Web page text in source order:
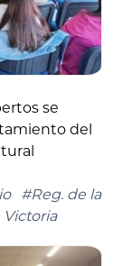
se
del
#Reg. de la
Victoria